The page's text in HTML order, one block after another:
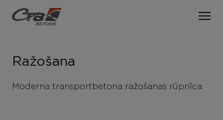
Ražošana
Moderna transportbetona ražošanas rūpnīca